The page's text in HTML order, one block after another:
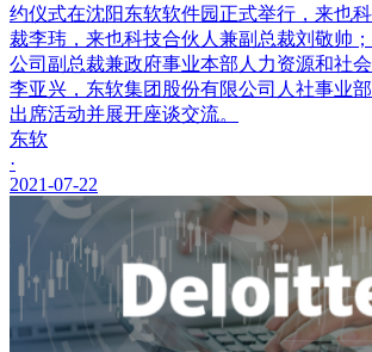
约仪式在沈阳东软软件园正式举行，来也
裁李玮，来也科技合伙人兼副总裁刘敬帅
公司副总裁兼政府事业本部人力资源和社
李亚兴，东软集团股份有限公司人社事业
出席活动并展开座谈交流。
东软
·
2021-07-22